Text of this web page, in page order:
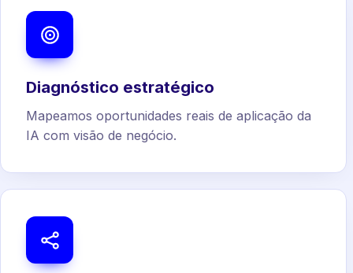
Diagnóstico estratégico
Mapeamos oportunidades reais de aplicação da
IA com visão de negócio.